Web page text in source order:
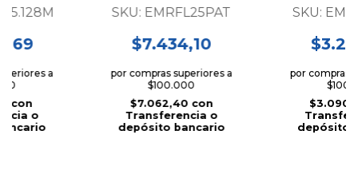
a
con
o
SKU: EMRFL25PAT
$7.434,10
por compras superiores a
$100.000
$7.062,40 con
Transferencia o
depósito bancario
SKU:
por compras
depósito